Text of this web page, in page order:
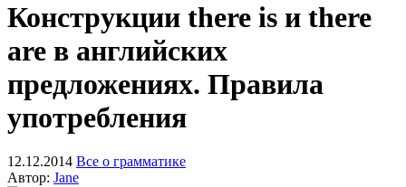
Конструкции there is и there
are в английских
предложениях. Правила
употребления
12.12.2014 Все о грамматике
Автор: Jane